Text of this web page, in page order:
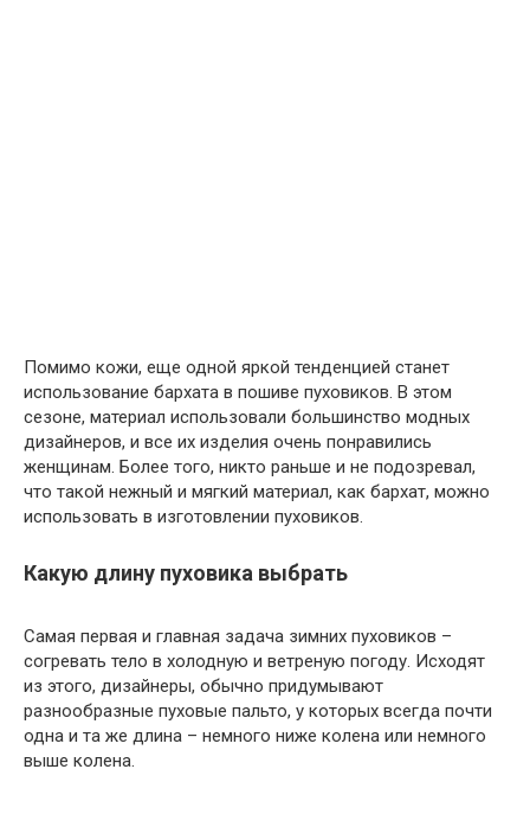
Помимо кожи, еще одной яркой тенденцией станет
использование бархата в пошиве пуховиков. В этом
сезоне, материал использовали большинство модных
дизайнеров, и все их изделия очень понравились
женщинам. Более того, никто раньше и не подозревал,
что такой нежный и мягкий материал, как бархат, можно
использовать в изготовлении пуховиков.
Какую длину пуховика выбрать
Самая первая и главная задача зимних пуховиков –
согревать тело в холодную и ветреную погоду. Исходят
из этого, дизайнеры, обычно придумывают
разнообразные пуховые пальто, у которых всегда почти
одна и та же длина – немного ниже колена или немного
выше колена.